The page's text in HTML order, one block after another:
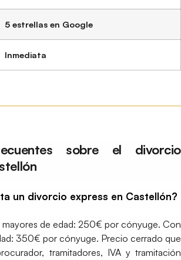
5 estrellas en Google
Inmediata
sobre el divorcio
un divorcio express en Castellón?
de edad: 250€ por cónyuge. Con
350€ por cónyuge. Precio cerrado que
tramitadores, IVA y tramitación